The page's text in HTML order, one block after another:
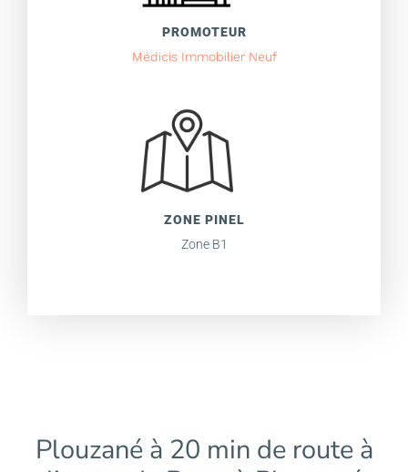
PROMOTEUR
Médicis Immobilier Neuf
ZONE PINEL
Zone B1
Plouzané à 20 min de route à